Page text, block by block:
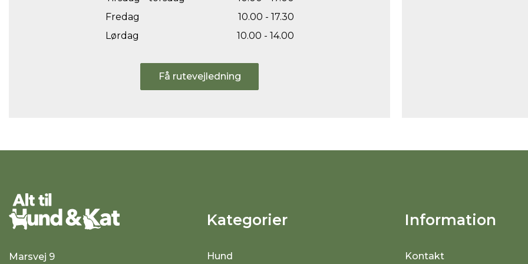
Fredag
10.00 - 17.30
Lørdag
10.00 - 14.00
Få rutevejledning
Marsvej 9
Kategorier
Hund
Information
Kontakt